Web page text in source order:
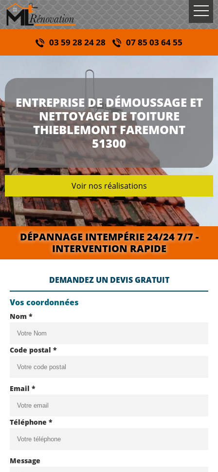
03 59 28 24 28 07 85 03 64 55
ENTREPRISE DE DÉMOUSSAGE ET
NETTOYAGE DE TOITURE
THIEBLEMONT FAREMONT
51300
Voir nos réalisations
DÉPANNAGE INTEMPÉRIE 24/24 7/7 -
INTERVENTION RAPIDE
DEMANDEZ UN DEVIS GRATUIT
Vos coordonnées
Nom *
Code postal *
Email *
Téléphone *
Message